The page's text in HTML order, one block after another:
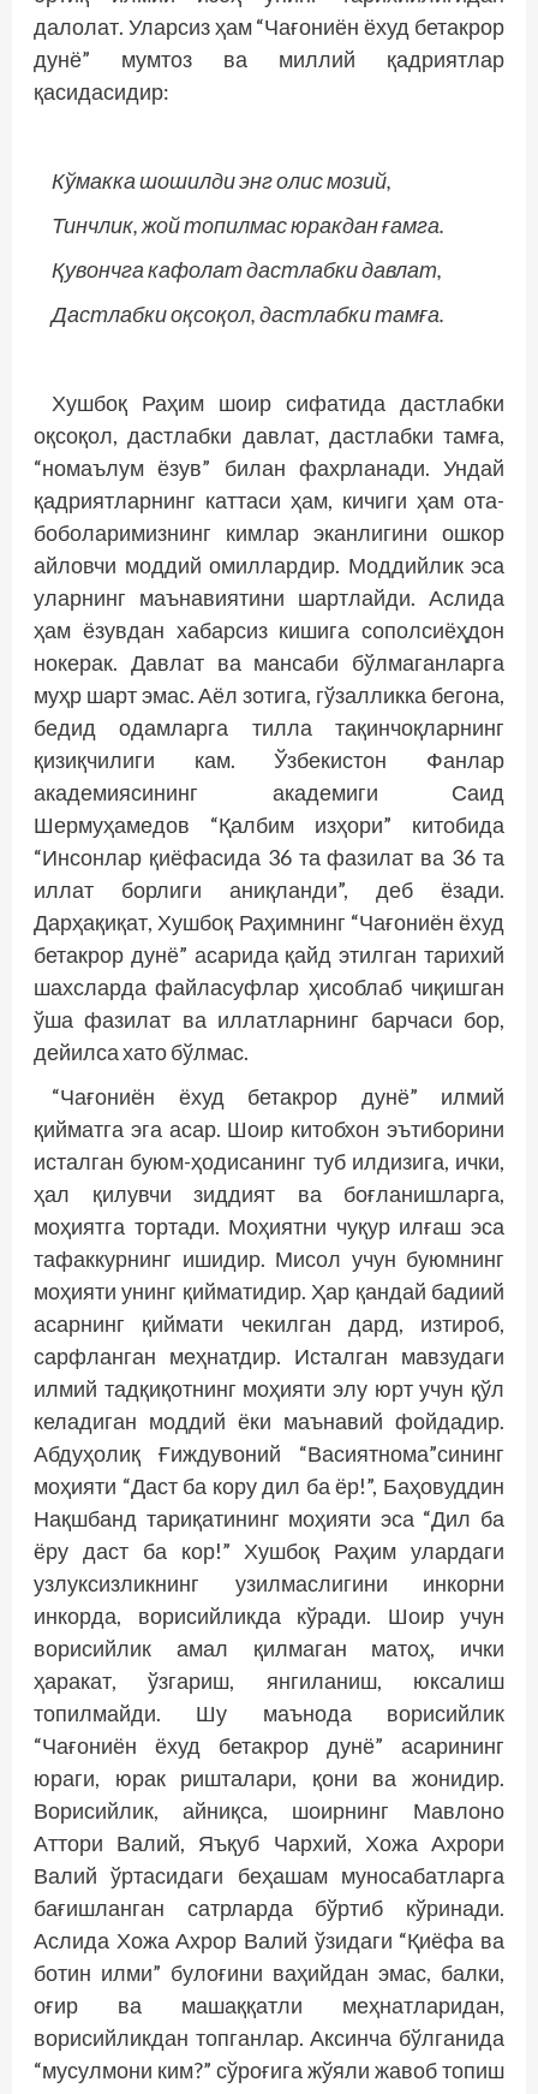
далолат. Уларсиз ҳам “Чағониён ёхуд бетакрор
дунё” мумтоз ва миллий қадриятлар
қасидасидир:
Кўмакка шошилди энг олис мозий,
Тинчлик, жой топилмас юракдан ғамга.
Қувончга кафолат дастлабки давлат,
Дастлабки оқсоқол, дастлабки тамға.
Хушбоқ Раҳим шоир сифатида дастлабки
оқсоқол, дастлабки давлат, дастлабки тамға,
“номаълум ёзув” билан фахрланади. Ундай
қад­риятларнинг каттаси ҳам, кичиги ҳам ота-
боболаримизнинг кимлар эканлигини ошкор
айловчи моддий омиллардир. Моддийлик эса
уларнинг маънавиятини шартлайди. Аслида
ҳам ёзувдан хабарсиз кишига сополсиёҳдон
нокерак. Давлат ва мансаби бўлмаганларга
муҳр шарт эмас. Аёл зотига, гўзалликка бегона,
бедид одамларга тилла тақинчоқларнинг
қизиқчилиги кам. Ўзбекистон Фанлар
академиясининг академиги Саид
Шермуҳамедов “Қалбим изҳори” китобида
“Инсонлар қиёфасида 36 та фазилат ва 36 та
иллат борлиги аниқланди”, деб ёзади.
Дарҳақиқат, Хушбоқ Раҳимнинг “Чағониён ёхуд
бетакрор дунё” асарида қайд этилган тарихий
шахсларда файласуфлар ҳисоблаб чиқишган
ўша фазилат ва иллатларнинг барчаси бор,
дейилса хато бўлмас.
“Чағониён ёхуд бетакрор дунё” илмий
қийматга эга асар. Шоир китобхон эътиборини
исталган буюм-ҳодисанинг туб илдизига, ички,
ҳал қилувчи зиддият ва боғланишларга,
моҳиятга тортади. Моҳиятни чуқур илғаш эса
тафаккурнинг ишидир. Мисол учун буюмнинг
моҳияти унинг қийматидир. Ҳар қандай бадиий
асарнинг қиймати чекилган дард, изтироб,
сарфланган меҳнатдир. Исталган мавзудаги
илмий тадқиқотнинг моҳияти элу юрт учун қўл
келадиган моддий ёки маънавий фойдадир.
Абдуҳолиқ Ғиждувоний “Васиятнома”сининг
моҳияти “Даст ба кору дил ба ёр!”, Баҳовуддин
Нақшбанд тариқатининг моҳияти эса “Дил ба
ёру даст ба кор!” Хушбоқ Раҳим улардаги
узлуксизликнинг узилмаслигини инкорни
инкорда, ворисийликда кўради. Шоир учун
ворисийлик амал қилмаган матоҳ, ички
ҳаракат, ўзгариш, янгиланиш, юксалиш
топилмайди. Шу маънода ворисийлик
“Чағониён ёхуд бетак­рор дунё” асарининг
юраги, юрак ришталари, қони ва жонидир.
Ворисийлик, айниқса, шоирнинг Мавлоно
Аттори Валий, Яъқуб Чархий, Хожа Ахрори
Валий ўртасидаги беҳашам муносабатларга
бағишланган сатрларда бўртиб кўринади.
Аслида Хожа Ахрор Валий ўзидаги “Қиё­­фа ва
ботин илми” булоғини ваҳийдан эмас, балки,
оғир ва машаққатли меҳнатларидан,
ворисийликдан топганлар. Аксинча бўлганида
“мусулмони ким?” сўроғига жўяли жавоб топиш